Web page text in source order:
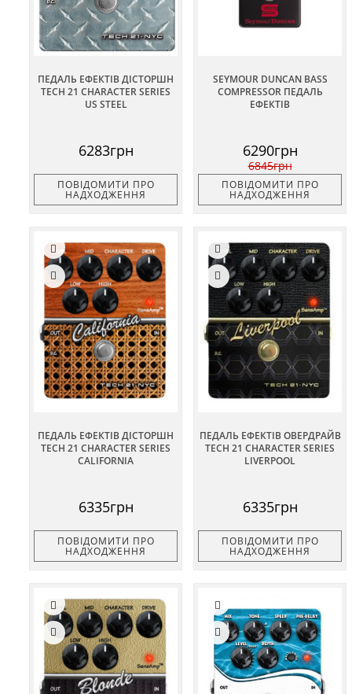
ПЕДАЛЬ ЕФЕКТІВ ДІСТОРШН
TECH 21 CHARACTER SERIES
US STEEL
6283грн
ПОВІДОМИТИ ПРО
НАДХОДЖЕННЯ
SEYMOUR DUNCAN BASS
COMPRESSOR ПЕДАЛЬ
ЕФЕКТІВ
6290грн
6845грн
ПОВІДОМИТИ ПРО
НАДХОДЖЕННЯ
ПЕДАЛЬ ЕФЕКТІВ ДІСТОРШН
TECH 21 CHARACTER SERIES
CALIFORNIA
6335грн
ПОВІДОМИТИ ПРО
НАДХОДЖЕННЯ
ПЕДАЛЬ ЕФЕКТІВ ОВЕРДРАЙВ
TECH 21 CHARACTER SERIES
LIVERPOOL
6335грн
ПОВІДОМИТИ ПРО
НАДХОДЖЕННЯ